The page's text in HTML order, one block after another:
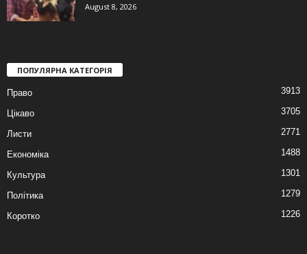
August 8, 2026
ПОПУЛЯРНА КАТЕГОРІЯ
Право 3913
Цікаво 3705
Листи 2771
Економіка 1488
Культура 1301
Політика 1279
Коротко 1226